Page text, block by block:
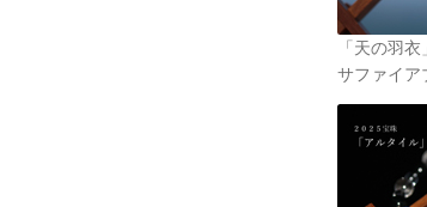
「天の羽
サファイア